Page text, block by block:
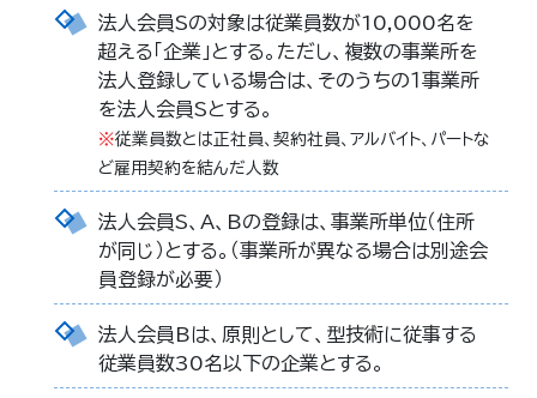
法人会員Sの対象は従業員数が10,000名を
超える「企業」とする。ただし、複数の事業所を
法人登録している場合は、そのうちの１事業所
を法人会員Sとする。
※従業員数とは正社員、契約社員、アルバイト、パートな
ど雇用契約を結んだ人数
法人会員S、A、Bの登録は、事業所単位（住所
が同じ）とする。（事業所が異なる場合は別途会
員登録が必要）
法人会員Bは、原則として、型技術に従事する
従業員数30名以下の企業とする。